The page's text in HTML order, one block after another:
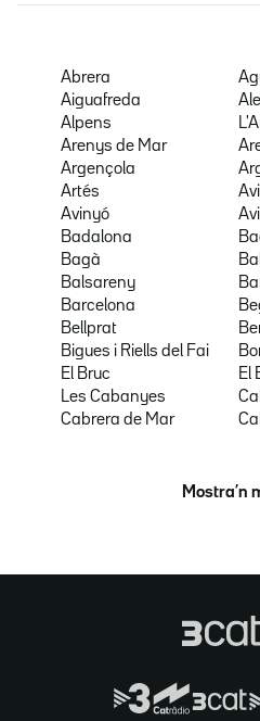
Abrera
Aiguafreda
Alpens
Arenys de Mar
Argençola
Artés
Avinyó
Badalona
Bagà
Balsareny
Barcelona
Bellprat
Bigues i Riells del Fai
El Bruc
El
Les Cabanyes
Cabrera de Mar
Mostra’n